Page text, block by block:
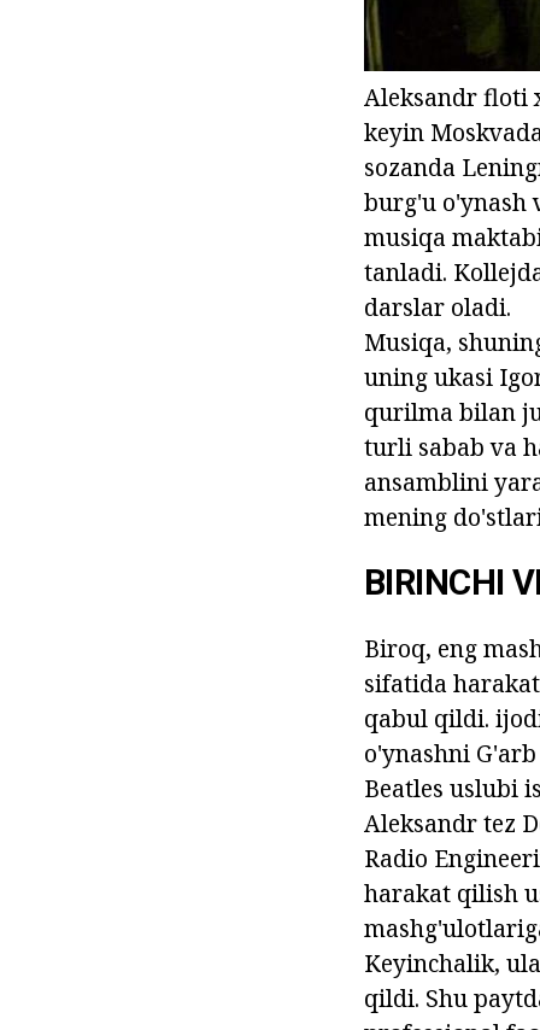
Aleksandr floti
keyin
sozanda
burg'u o'ynash
musiqa
tanladi.
darslar oladi.
Musiqa,
uning ukasi
qurilma bilan
turli sabab va
ansamblini
mening
BIRINCHI
Biroq, eng
sifatida
qabul qildi.
o'ynashni
Beatles uslubi
Aleksandr tez
Radio
harakat qilish
Keyinchalik,
qildi. Shu